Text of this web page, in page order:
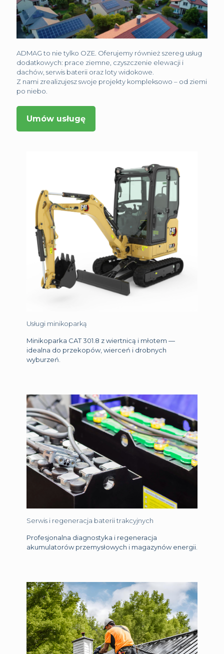
ADMAG to nie tylko OZE. Oferujemy również szereg usług
dodatkowych: prace ziemne, czyszczenie elewacji i
dachów, serwis baterii oraz loty widokowe.
Z nami zrealizujesz swoje projekty kompleksowo – od ziemi
po niebo.
Umów usługę
Usługi minikoparką
Minikoparka CAT 301.8 z wiertnicą i młotem —
idealna do przekopów, wierceń i drobnych
wyburzeń.
Serwis i regeneracja baterii trakcyjnych
Profesjonalna diagnostyka i regeneracja
akumulatorów przemysłowych i magazynów energii.